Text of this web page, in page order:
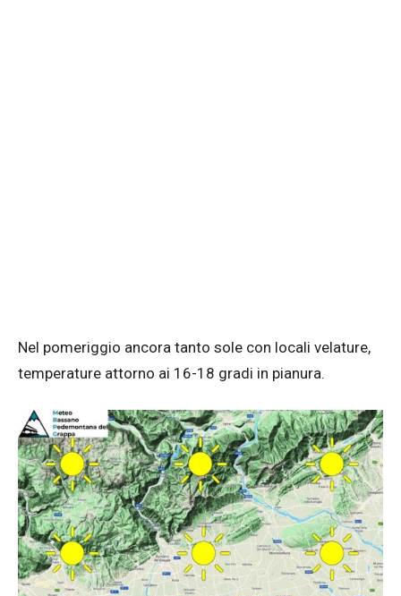
Nel pomeriggio ancora tanto sole con locali velature,
temperature attorno ai 16-18 gradi in pianura.